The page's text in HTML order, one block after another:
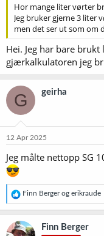
Hor mange liter vørter
Jeg bruker gjerne 3 liter
men det ser ut som om
Hei. Jeg har bare
gjærkalkulatoren jeg
G geirha
12 Apr 2025
Jeg målte nettopp SG
R
e
a
k
s
Finn Bergerog erikraude
Finn Berger